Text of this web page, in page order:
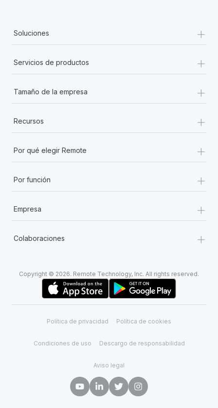
Soluciones +
Servicios de productos +
Tamaño de la empresa +
Recursos +
Por qué elegir Remote +
Por función +
Empresa +
Colaboraciones +
Copyright © 2026. Remote Technology, Inc. All rights reserved.
Política de privacidad Política de cookies
Condiciones de uso Descargo de responsabilidad
Aviso legal